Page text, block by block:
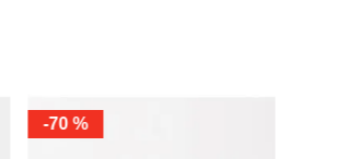
-70 %